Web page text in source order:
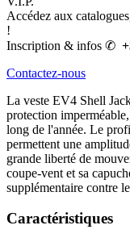
Accédez aux
!
Inscription & infos ✆
Contactez-nous
La veste EV4 Shell
protection
long de l'année. Le
permettent une
grande liberté de
coupe-vent et sa
supplémentaire contre
Caractéristiques